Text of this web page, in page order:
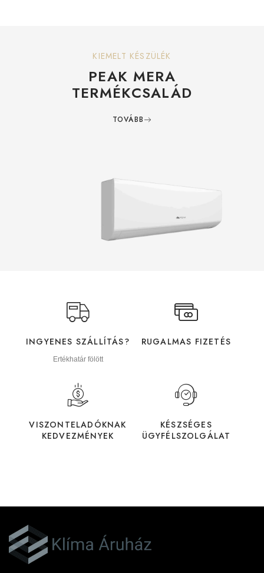
KIEMELT KÉSZÜLÉK
PEAK MERA
TERMÉKCSALÁD
TOVÁBB
INGYENES SZÁLLÍTÁS?
Ertékhatár fölött
RUGALMAS FIZETÉS
VISZONTELADÓKNAK
KEDVEZMÉNYEK
KÉSZSÉGES
ÜGYFÉLSZOLGÁLAT